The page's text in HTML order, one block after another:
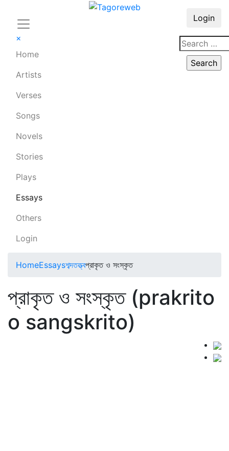
×
Home
Artists
Verses
Songs
Novels
Stories
Plays
Essays
Others
Login
Login
HomeEssaysশব্দতত্ত্বপ্রাকৃত ও সংস্কৃত
প্রাকৃত ও সংস্কৃত (prakrito
o sangskrito)